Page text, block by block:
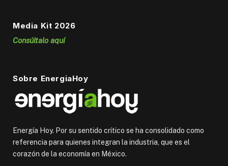
Media Kit 2026
Consúltalo aquí
Sobre EnergiaHoy
Energía Hoy. Por su sentido crítico se ha consolidado como
referencia para quienes integran la industria, que es el
corazón de la economía en México.